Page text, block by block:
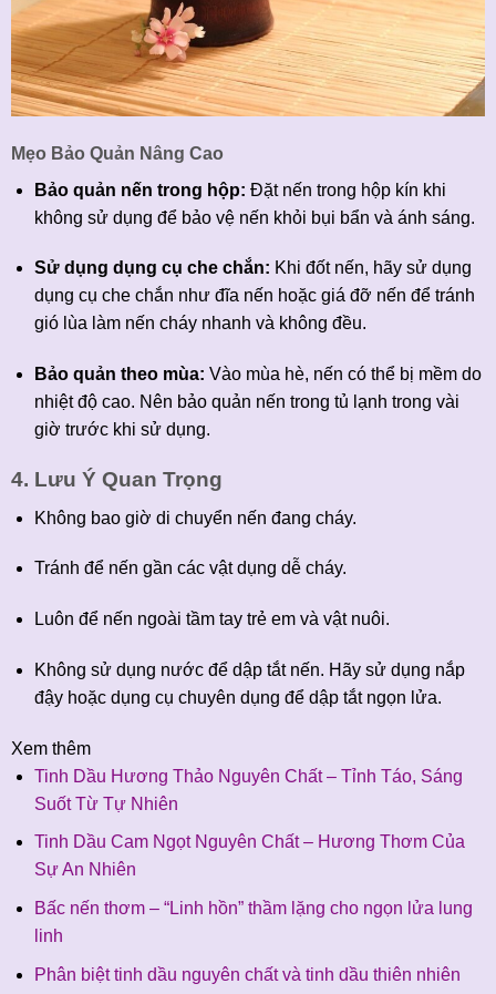
Mẹo Bảo Quản Nâng Cao
Bảo quản nến trong hộp: Đặt nến trong hộp kín khi
không sử dụng để bảo vệ nến khỏi bụi bẩn và ánh sáng.
Sử dụng dụng cụ che chắn: Khi đốt nến, hãy sử dụng
dụng cụ che chắn như đĩa nến hoặc giá đỡ nến để tránh
gió lùa làm nến cháy nhanh và không đều.
Bảo quản theo mùa: Vào mùa hè, nến có thể bị mềm do
nhiệt độ cao. Nên bảo quản nến trong tủ lạnh trong vài
giờ trước khi sử dụng.
4. Lưu Ý Quan Trọng
Không bao giờ di chuyển nến đang cháy.
Tránh để nến gần các vật dụng dễ cháy.
Luôn để nến ngoài tầm tay trẻ em và vật nuôi.
Không sử dụng nước để dập tắt nến. Hãy sử dụng nắp
đậy hoặc dụng cụ chuyên dụng để dập tắt ngọn lửa.
Xem thêm
Tinh Dầu Hương Thảo Nguyên Chất – Tỉnh Táo, Sáng
Suốt Từ Tự Nhiên
Tinh Dầu Cam Ngọt Nguyên Chất – Hương Thơm Của
Sự An Nhiên
Bấc nến thơm – “Linh hồn” thầm lặng cho ngọn lửa lung
linh
Phân biệt tinh dầu nguyên chất và tinh dầu thiên nhiên